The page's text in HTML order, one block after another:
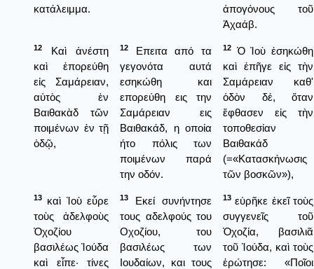
κατάλειμμα.
ἀπογόνους τοῦ
Ἀχαάβ.
12
Καὶ ἀνέστη
καὶ ἐπορεύθη
εἰς Σαμάρειαν,
αὐτὸς ἐν
Βαιθακὰδ τῶν
ποιμένων ἐν τῇ
ὁδῷ,
12
Επειτα από τα
γεγονότα αυτά
εσηκώθη και
επορεύθη εις την
Σαμάρειαν εις
Βαιθακάδ, η οποία
ήτο πόλις των
ποιμένων παρά
την οδόν.
12
Ὁ Ἰοὺ ἐσηκώθη
καὶ ἐπῆγε εἰς τὴν
Σαμάρειαν καθ'
ὁδὸν δέ, ὅταν
ἔφθασεν εἰς τὴν
τοποθεσίαν
Βαιθακάδ
(=«Κατασκήνωσις
τῶν βοσκῶν»),
13
καὶ Ἰοὺ εὗρε
τοὺς ἀδελφοὺς
Ὀχοζίου
βασιλέως Ἰούδα
καὶ εἶπε· τίνες
13
Εκεί συνήντησε
τους αδελφούς του
Οχοζίου, του
βασιλέως των
Ιουδαίων, και τους
13 εὑρῆκε ἐκεῖ τοὺς
συγγενεῖς τοῦ
Ὀχοζία, βασιλιᾶ
τοῦ Ἰούδα, καὶ τοὺς
ἐρώτησε: «Ποῖοι